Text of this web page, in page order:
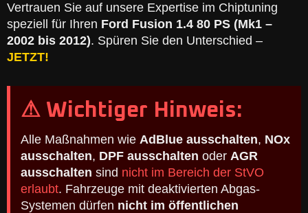
Vertrauen Sie auf unsere Expertise im Chiptuning
speziell für Ihren Ford Fusion 1.4 80 PS (Mk1 –
2002 bis 2012). Spüren Sie den Unterschied –
JETZT!
⚠ Wichtiger Hinweis:
Alle Maßnahmen wie AdBlue ausschalten, NOx
ausschalten, DPF ausschalten oder AGR
ausschalten sind nicht im Bereich der StVO
erlaubt. Fahrzeuge mit deaktivierten Abgas-
Systemen dürfen nicht im öffentlichen